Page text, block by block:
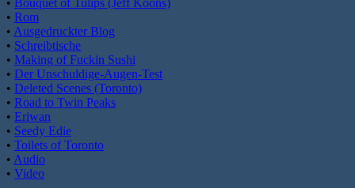
• Rom
• Ausgedruckter Blog
• Schreibtische
• Making of Fuckin Sushi
• Der Unschuldige-Augen-Test
• Deleted Scenes (Toronto)
• Road to Twin Peaks
• Eriwan
• Seedy Edie
• Toilets of Toronto
• Audio
• Video